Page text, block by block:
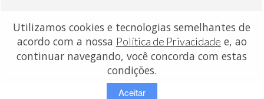
Utilizamos cookies e tecnologias semelhantes de
acordo com a nossa Política de Privacidade e, ao
continuar navegando, você concorda com estas
condições.
Aceitar